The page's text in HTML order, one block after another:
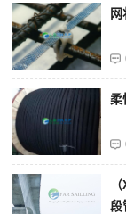
网
柔
段